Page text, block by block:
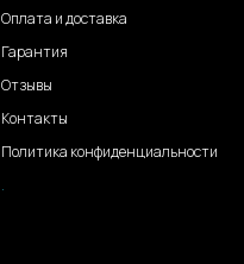
Оплата и доставка
Гарантия
Отзывы
Контакты
Политика конфиденциальности
.